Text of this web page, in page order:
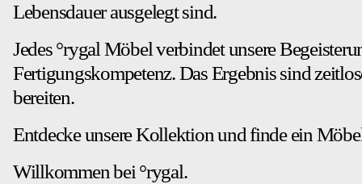
Lebensdauer ausgelegt sind.
Jedes °rygal Möbel verbindet unsere
Fertigungskompetenz. Das Ergebnis sind
bereiten.
Entdecke unsere Kollektion und finde ein
Willkommen bei °rygal.